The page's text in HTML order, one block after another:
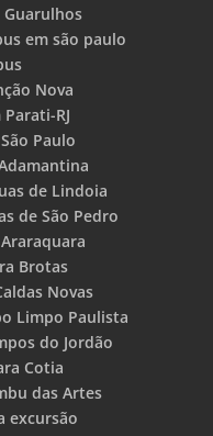
em são paulo
Nova
RJ
Paulo
de Lindoia
de São Pedro
Brotas
Novas
Limpo Paulista
do Jordão
Cotia
das Artes
excursão